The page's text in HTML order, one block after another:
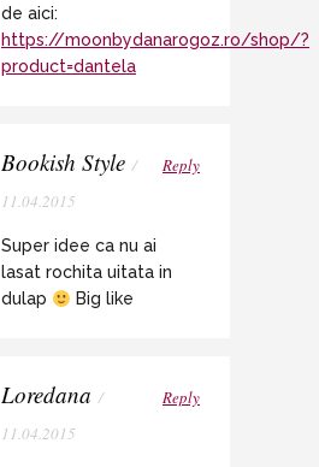
de aici:
https://moonbydanarogoz.ro/shop/?
product=dantela
Bookish Style /
11.04.2015
Reply
Super idee ca nu ai
lasat rochita uitata in
dulap
Big like
Loredana /
11.04.2015
Reply